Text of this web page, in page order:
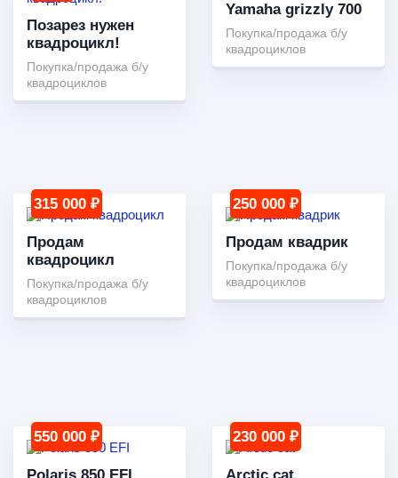
Позарез нужен
квадроцикл!
Покупка/продажа б/у
квадроциклов
Yamaha grizzly 700
Покупка/продажа б/у
квадроциклов
315 000 ₽
Продам
квадроцикл
Покупка/продажа б/у
квадроциклов
250 000 ₽
Продам квадрик
Покупка/продажа б/у
квадроциклов
550 000 ₽ 230 000 ₽